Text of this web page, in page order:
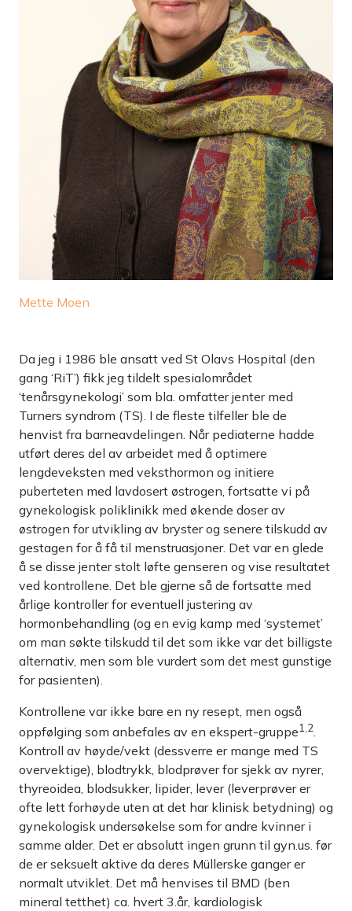
Mette Moen
Da jeg i 1986 ble ansatt ved St Olavs Hospital (den
gang ‘RiT’) fikk jeg tildelt spesialområdet
‘tenårsgynekologi’ som bla. omfatter jenter med
Turners syndrom (TS). I de fleste tilfeller ble de
henvist fra barneavdelingen. Når pediaterne hadde
utført deres del av arbeidet med å optimere
lengdeveksten med veksthormon og initiere
puberteten med lavdosert østrogen, fortsatte vi på
gynekologisk poliklinikk med økende doser av
østrogen for utvikling av bryster og senere tilskudd av
gestagen for å få til menstruasjoner. Det var en glede
å se disse jenter stolt løfte genseren og vise resultatet
ved kontrollene. Det ble gjerne så de fortsatte med
årlige kontroller for eventuell justering av
hormonbehandling (og en evig kamp med ‘systemet’
om man søkte tilskudd til det som ikke var det billigste
alternativ, men som ble vurdert som det mest gunstige
for pasienten).
Kontrollene var ikke bare en ny resept, men også
oppfølging som anbefales av en ekspert-gruppe1,2.
Kontroll av høyde/vekt (dessverre er mange med TS
overvektige), blodtrykk, blodprøver for sjekk av nyrer,
thyreoidea, blodsukker, lipider, lever (leverprøver er
ofte lett forhøyde uten at det har klinisk betydning) og
gynekologisk undersøkelse som for andre kvinner i
samme alder. Det er absolutt ingen grunn til gyn.us. før
de er seksuelt aktive da deres Müllerske ganger er
normalt utviklet. Det må henvises til BMD (ben
mineral tetthet) ca. hvert 3.år, kardiologisk